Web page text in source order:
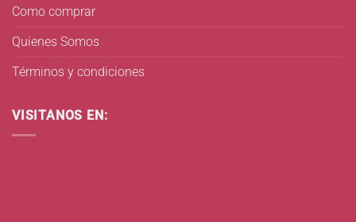
Como comprar
Quienes Somos
Términos y condiciones
VISITANOS EN: